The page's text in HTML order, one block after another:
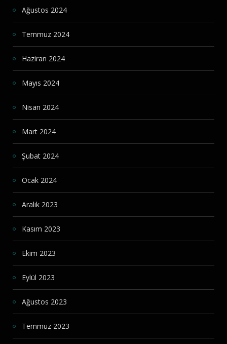
Ağustos 2024
Temmuz 2024
Haziran 2024
Mayıs 2024
Nisan 2024
Mart 2024
Şubat 2024
Ocak 2024
Aralık 2023
Kasım 2023
Ekim 2023
Eylül 2023
Ağustos 2023
Temmuz 2023